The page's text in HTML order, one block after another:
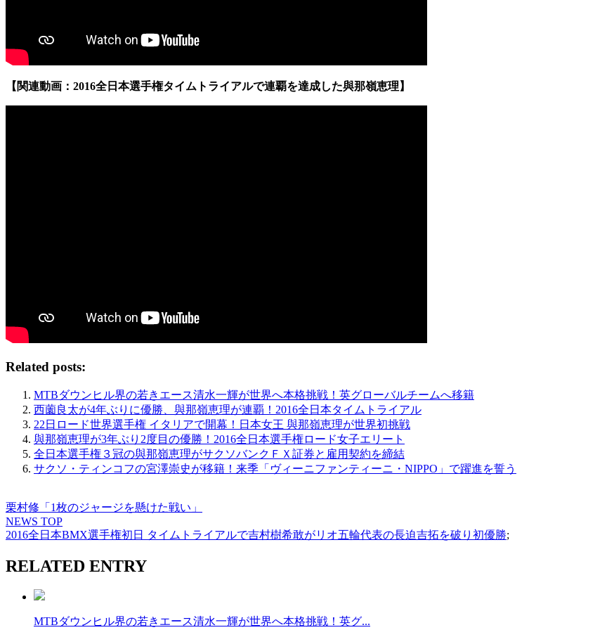
【関連動画：2016全日本選手権タイムトライアルで連覇を達成した與那嶺恵理】
Related posts:
MTBダウンヒル界の若きエース清水一輝が世界へ本格挑戦！英グローバルチームへ移籍
西薗良太が4年ぶりに優勝、與那嶺恵理が連覇！2016全日本タイムトライアル
22日ロード世界選手権 イタリアで開幕！日本女王 與那嶺恵理が世界初挑戦
與那嶺恵理が3年ぶり2度目の優勝！2016全日本選手権ロード女子エリート
全日本選手権３冠の與那嶺恵理がサクソバンクＦＸ証券と雇用契約を締結
サクソ・ティンコフの宮澤崇史が移籍！来季「ヴィーニファンティーニ・NIPPO」で躍進を誓う
栗村修「1枚のジャージを懸けた戦い」
NEWS TOP
2016全日本BMX選手権初日 タイムトライアルで吉村樹希敢がリオ五輪代表の長迫吉拓を破り初優勝;
RELATED ENTRY
MTBダウンヒル界の若きエース清水一輝が世界へ本格挑戦！英グ...